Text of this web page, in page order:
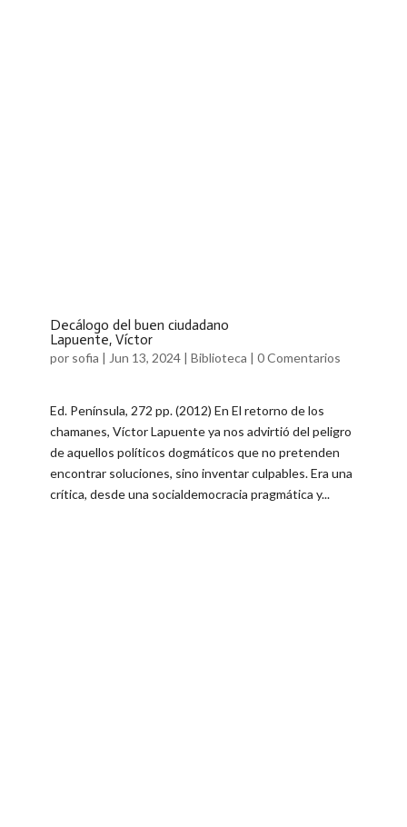
Decálogo del buen ciudadano
Lapuente, Víctor
por sofia | Jun 13, 2024| Biblioteca | 0 Comentarios
Ed. Península, 272 pp. (2012) En El retorno de los
chamanes, Víctor Lapuente ya nos advirtió del peligro
de aquellos políticos dogmáticos que no pretenden
encontrar soluciones, sino inventar culpables. Era una
crítica, desde una socialdemocracia pragmática y...